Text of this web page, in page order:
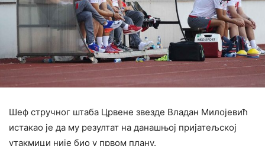
Шеф стручног штаба Црвене звезде Владан Милојевић
истакао је да му резултат на данашњој пријатељској
утакмици није био у првом плану.